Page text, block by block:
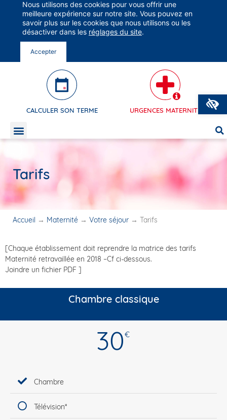
Groupe Vivalto Santé
Engagés pour Votre Santé
CALCULER SON TERME URGENCES MATERNITÉ
Tarifs
Accueil → Maternité → Votre séjour → Tarifs
[Chaque établissement doit reprendre la matrice des tarifs
Maternité retravaillée en 2018 –Cf ci-dessous.
Joindre un fichier PDF ]
Chambre classique
30€
Chambre
Télévision*
Nous utilisons des cookies pour vous offrir une
meilleure expérience sur notre site. Vous pouvez en
savoir plus sur les cookies que nous utilisons ou les
désactiver dans les réglages du site.
Accepter